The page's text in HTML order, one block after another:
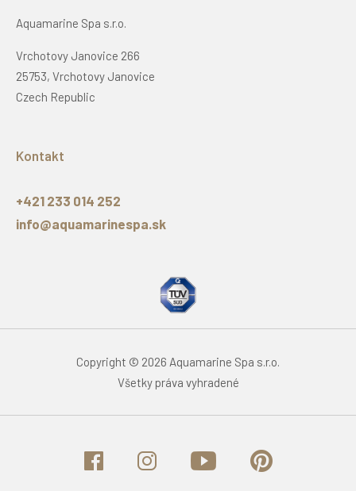
Aquamarine Spa s.r.o.
Vrchotovy Janovice 266
25753, Vrchotovy Janovice
Czech Republic
Kontakt
+421 233 014 252
info@aquamarinespa.sk
Copyright © 2026 Aquamarine Spa s.r.o.
Všetky práva vyhradené